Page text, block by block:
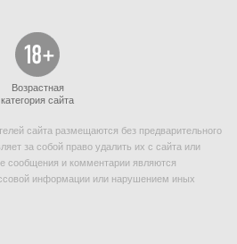
Возрастная
категория сайта
сайта размещаются без предварительного
за собой право удалить их с сайта или
сообщения и комментарии являются
информации или нарушением иных